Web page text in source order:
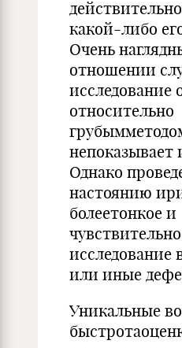
какой-либо
Очень
отношении
исследование
относительно
непоказывает
Однако
настоянию
болеетонкое и
исследование
или иные
Уникальные